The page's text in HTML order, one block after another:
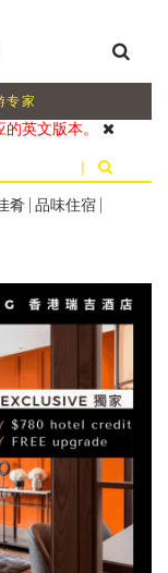
专家
英文版本。
|
肴 | 品味住宿 |